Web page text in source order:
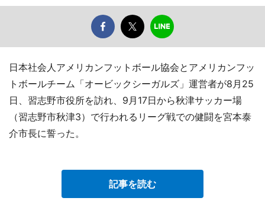
日本社会人アメリカンフットボール協会とアメリカンフッ
トボールチーム「オービックシーガルズ」運営者が8月25
日、習志野市役所を訪れ、9月17日から秋津サッカー場
（習志野市秋津3）で行われるリーグ戦での健闘を宮本泰
介市長に誓った。
記事を読む